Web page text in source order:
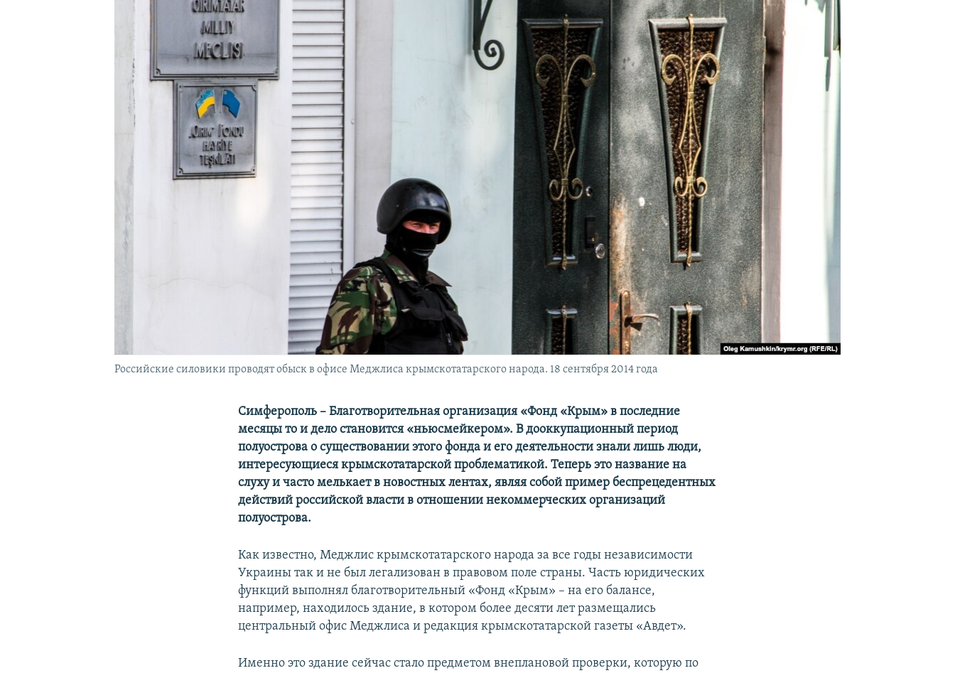
УКРАИНСКАЯ ПРОБЛЕМА КРЫМА
Российские силовики проводят обыск в офисе Меджлиса крымскотатарского народа. 18 сентября 2014 года
Симферополь – Благотворительная организация «Фонд «Крым» в последние
месяцы то и дело становится «ньюсмейкером». В дооккупационный период
полуострова о существовании этого фонда и его деятельности знали лишь люди,
интересующиеся крымскотатарской проблематикой. Теперь это название на
слуху и часто мелькает в новостных лентах, являя собой пример беспрецедентных
действий российской власти в отношении некоммерческих организаций
полуострова.
Как известно, Меджлис крымскотатарского народа за все годы независимости
Украины так и не был легализован в правовом поле страны. Часть юридических
функций выполнял благотворительный «Фонд «Крым» – на его балансе,
например, находилось здание, в котором более десяти лет размещались
центральный офис Меджлиса и редакция крымскотатарской газеты «Авдет».
Именно это здание сейчас стало предметом внеплановой проверки, которую по